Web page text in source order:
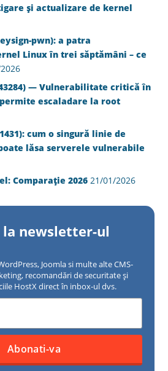
și actualizare de kernel
pwn): a patra
Linux în trei săptămâni – ce
43284) — Vulnerabilitate critică în
escaladare la root
cum o singură linie de
lăsa serverele vulnerabile
Comparație 2026 21/01/2026
newsletter-ul
Joomla si multe alte CMS-
recomandări de securitate și
HostX direct în inbox-ul dvs.